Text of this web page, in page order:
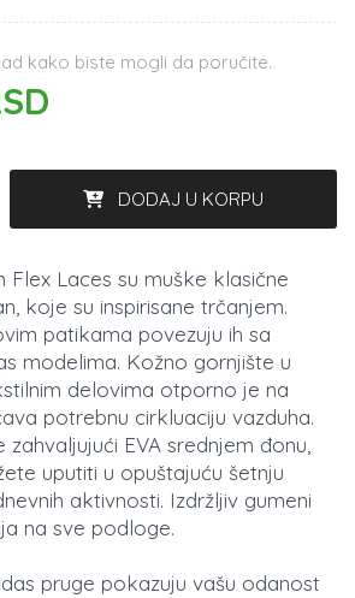
kako biste mogli da poručite.
DODAJ U KORPU
Flex Laces su muške klasične
koje su inspirisane trčanjem.
patikama povezuju ih sa
modelima. Kožno gornjište u
delovima otporno je na
potrebnu cirkluaciju vazduha.
EVA srednjem đonu,
uputiti u opuštajuću šetnju
aktivnosti. Izdržljiv gumeni
na sve podloge.
pruge pokazuju vašu odanost